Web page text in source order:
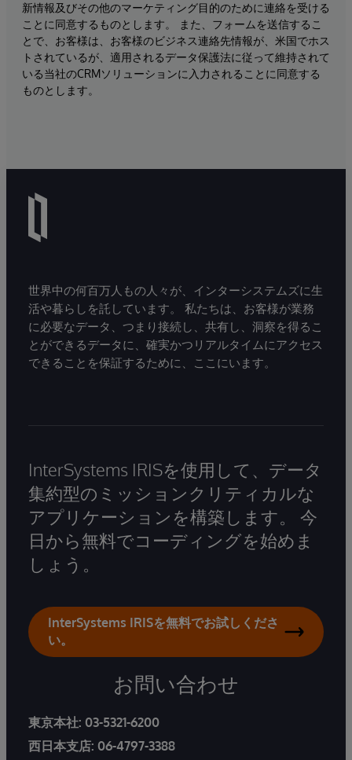
新情報及びその他のマーケティング目的のために連絡を受ける
ことに同意するものとします。 また、フォームを送信するこ
とで、お客様は、お客様のビジネス連絡先情報が、米国でホス
トされているが、適用されるデータ保護法に従って維持されて
いる当社のCRMソリューションに入力されることに同意する
ものとします。
世界中の何百万人もの人々が、インターシステムズに生
活や暮らしを託しています。 私たちは、お客様が業務
に必要なデータ、つまり接続し、共有し、洞察を得るこ
とができるデータに、確実かつリアルタイムにアクセス
できることを保証するために、ここにいます。
InterSystems IRISを使用して、データ
集約型のミッションクリティカルな
アプリケーションを構築します。 今
日から無料でコーディングを始めま
しょう。
InterSystems IRISを無料でお試しくださ
い。
お問い合わせ
東京本社: 03-5321-6200
西日本支店: 06-4797-3388